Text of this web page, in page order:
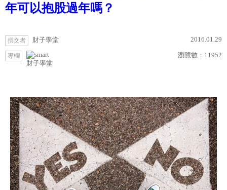
年可以抱股過年嗎？
撰文者 財子學堂 2016.01.29
專欄
財子學堂
瀏覽數： 11952